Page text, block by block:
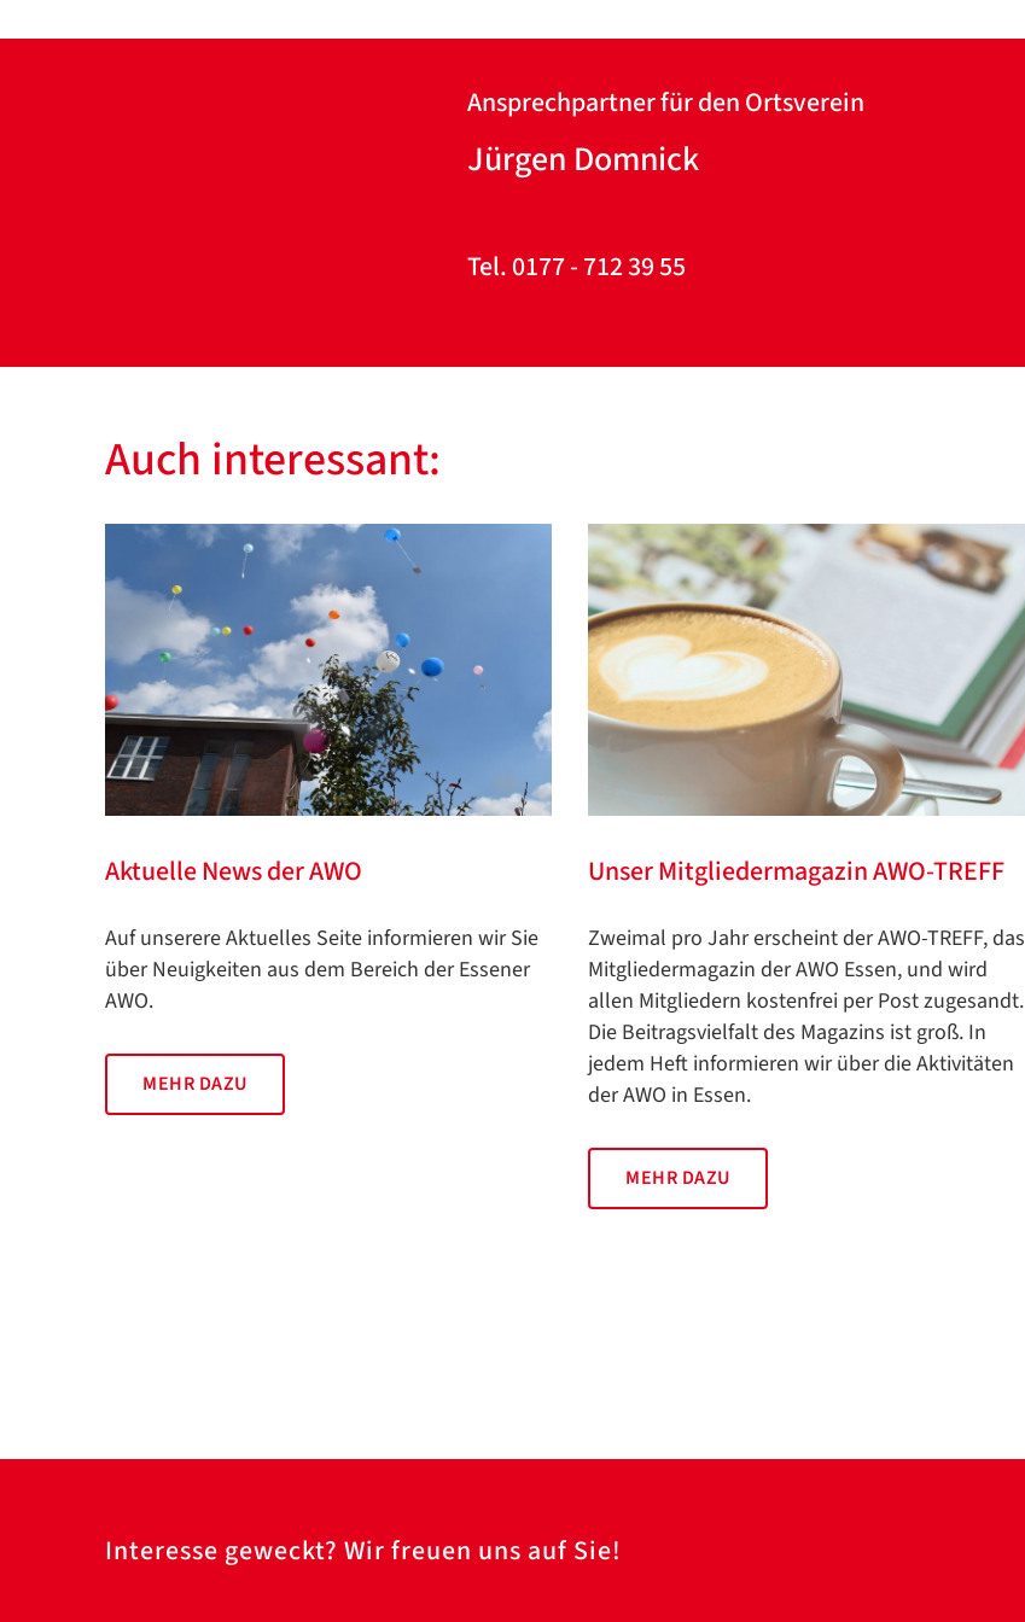
Ansprechpartner für den Ortsverein
Jürgen Domnick
Tel. 0177 - 712 39 55
Auch interessant:
Aktuelle News der AWO
Auf unserere Aktuelles Seite informieren wir Sie
über Neuigkeiten aus dem Bereich der Essener
AWO.
MEHR DAZU
Unser Mitgliedermagazin AWO-TREFF
Zweimal pro Jahr erscheint der AWO-TREFF, das
Mitgliedermagazin der AWO Essen, und wird
allen Mitgliedern kostenfrei per Post zugesandt.
Die Beitragsvielfalt des Magazins ist groß. In
jedem Heft informieren wir über die Aktivitäten
der AWO in Essen.
MEHR DAZU
Interesse geweckt? Wir freuen uns auf Sie!
Google Datenschutzerklärung